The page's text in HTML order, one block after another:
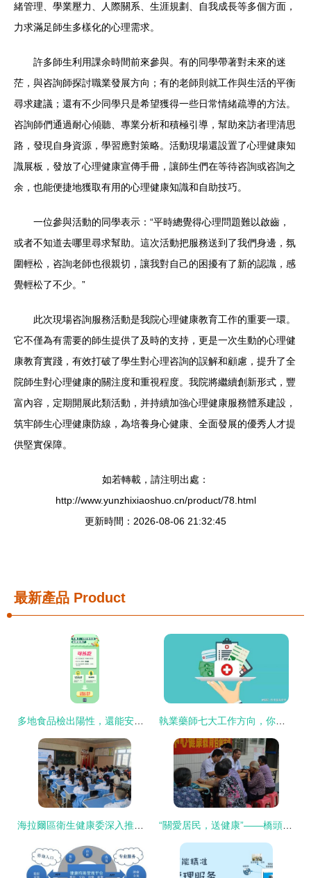
緒管理、學業壓力、人際關系、生涯規劃、自我成長等多個方面，
力求滿足師生多樣化的心理需求。
許多師生利用課余時間前來參與。有的同學帶著對未來的迷
茫，與咨詢師探討職業發展方向；有的老師則就工作與生活的平衡
尋求建議；還有不少同學只是希望獲得一些日常情緒疏導的方法。
咨詢師們通過耐心傾聽、專業分析和積極引導，幫助來訪者理清思
路，發現自身資源，學習應對策略。活動現場還設置了心理健康知
識展板，發放了心理健康宣傳手冊，讓師生們在等待咨詢或咨詢之
余，也能便捷地獲取有用的心理健康知識和自助技巧。
一位參與活動的同學表示：“平時總覺得心理問題難以啟齒，
或者不知道去哪里尋求幫助。這次活動把服務送到了我們身邊，氛
圍輕松，咨詢老師也很親切，讓我對自己的困擾有了新的認識，感
覺輕松了不少。”
此次現場咨詢服務活動是我院心理健康教育工作的重要一環。
它不僅為有需要的師生提供了及時的支持，更是一次生動的心理健
康教育實踐，有效打破了學生對心理咨詢的誤解和顧慮，提升了全
院師生對心理健康的關注度和重視程度。我院將繼續創新形式，豐
富內容，定期開展此類活動，并持續加強心理健康服務體系建設，
筑牢師生心理健康防線，為培養身心健康、全面發展的優秀人才提
供堅實保障。
如若轉載，請注明出處：
http://www.yunzhixiaoshuo.cn/product/78.html
更新時間：2026-08-06 21:32:45
最新產品 Product